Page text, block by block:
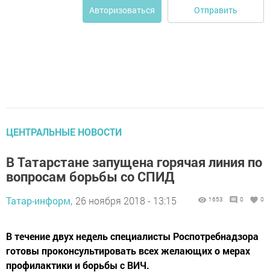
Авторизоваться Отправить
ЦЕНТРАЛЬНЫЕ НОВОСТИ
В Татарстане запущена горячая линия по
вопросам борьбы со СПИД
Татар-информ, 26 ноября 2018 - 13:15 1653 0 0
В течение двух недель специалисты Роспотребнадзора
готовы проконсультировать всех желающих о мерах
профилактики и борьбы с ВИЧ.